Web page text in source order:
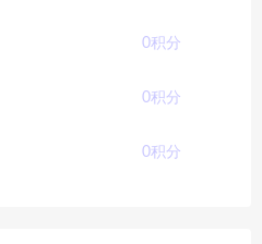
0积分
0积分
0积分